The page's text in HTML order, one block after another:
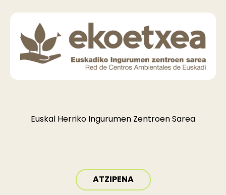
Euskal Herriko Ingurumen Zentroen Sarea
ATZIPENA